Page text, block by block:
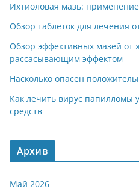
Ихтиоловая мазь:
Обзор таблеток для лечения
Обзор эффективных мазей от
рассасывающим эффектом
Насколько опасен
Как лечить вирус папилломы
средств
Архив
Май 2026